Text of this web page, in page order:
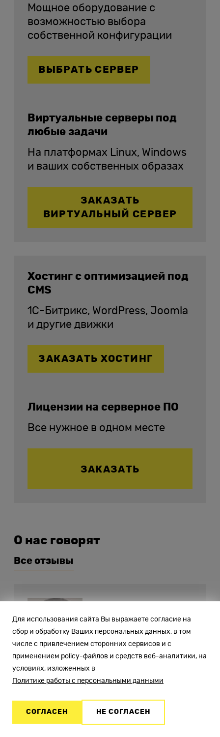
Мощное оборудование с
возможностью выбора
собственной конфигурации
ВЫБРАТЬ СЕРВЕР
Виртуальные серверы под
любые задачи
На платформах Linux, Windows
и ваших собственных образах
ЗАКАЗАТЬ
ВИРТУАЛЬНЫЙ СЕРВЕР
Хостинг с оптимизацией под
CMS
1C-Битрикс, WordPress, Joomla
и другие движки
ЗАКАЗАТЬ ХОСТИНГ
Лицензии на серверное ПО
Все нужное в одном месте
ЗАКАЗАТЬ
О нас говорят
Все отзывы
Алексей Т.
Арендую VPS в IHC с 2018 года.
соответствует качеству! Ребята из
Для использования сайта Вы выражаете согласие на
сбор и обработку Ваших персональных данных, в том
числе с привлечением сторонних сервисов и с
применением policy-файлов и средств веб-аналитики, на
условиях, изложенных в
Политике работы с персональными данными
СОГЛАСЕН НЕ СОГЛАСЕН